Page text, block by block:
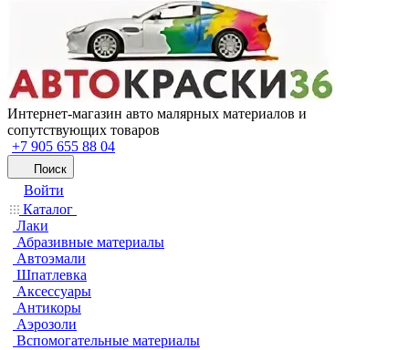
Интернет-магазин авто малярных материалов и
сопутствующих товаров
+7 905 655 88 04
Поиск
Войти
Каталог
Лаки
Абразивные материалы
Автоэмали
Шпатлевка
Аксессуары
Антикоры
Аэрозоли
Вспомогательные материалы